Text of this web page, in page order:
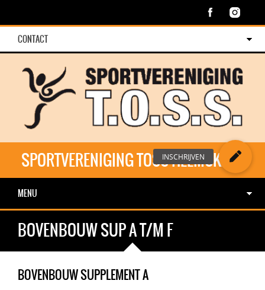
CONTACT
SPORTVERENIGING TOSS HEEMSKERK
MENU
BOVENBOUW SUP A T/M F
BOVENBOUW SUPPLEMENT A